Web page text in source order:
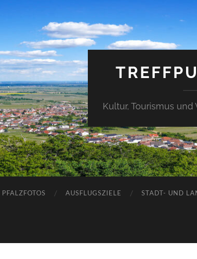
Kultur, Tourismus
PFALZFOTOS AUSFLUGSZIELE STADT- UND